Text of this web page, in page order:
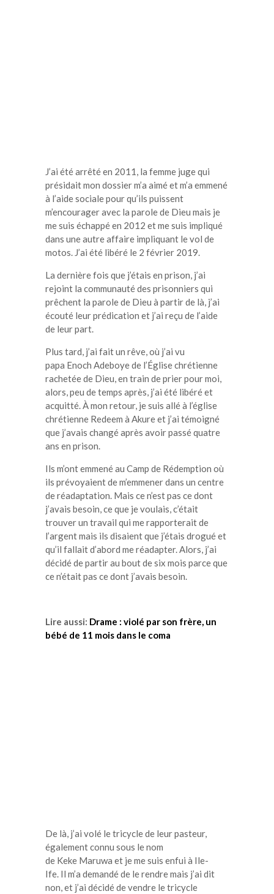
J’ai été arrêté en 2011, la femme juge qui
présidait mon dossier m’a aimé et m’a emmené
à l’aide sociale pour qu’ils puissent
m’encourager avec la parole de Dieu mais je
me suis échappé en 2012 et me suis impliqué
dans une autre affaire impliquant le vol de
motos. J’ai été libéré le 2 février 2019.
La dernière fois que j’étais en prison, j’ai
rejoint la communauté des prisonniers qui
prêchent la parole de Dieu à partir de là, j’ai
écouté leur prédication et j’ai reçu de l’aide
de leur part.
Plus tard, j’ai fait un rêve, où j’ai vu
papa Enoch Adeboyede l’Église chrétienne
rachetée de Dieu, en train de prier pour moi,
alors, peu de temps après, j’ai été libéré et
acquitté.Àmon retour, je suis allé à l’église
chrétienne Redeem à Akureet j’ai témoigné
que j’avais changé après avoir passé quatre
ans en prison.
Ils m’ont emmené au Camp de Rédemption où
ils prévoyaient de m’emmener dans un centre
de réadaptation. Mais ce n’est pas ce dont
j’avais besoin, ce que je voulais, c’était
trouver un travail qui me rapporterait de
l’argent mais ils disaient que j’étais drogué et
qu’il fallait d’abord me réadapter.Alors, j’ai
décidé de partir au bout de six mois parce que
ce n’était pas ce dont j’avais besoin.
Lire aussi: Drame : violé par son frère, un
bébé de 11 mois dans le coma
De là, j’ai volé le tricycle de leur pasteur,
également connu sous le nom
de Keke Maruwa et je me suis enfui à Ile-
Ife. Il m’a demandé de lerendre mais j’ai dit
non, et j’ai décidé de vendre letricycle